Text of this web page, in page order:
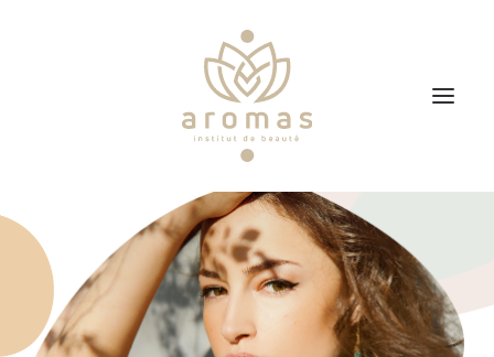
Soins
Je veux faire un bon cadeau
Plan d’accès